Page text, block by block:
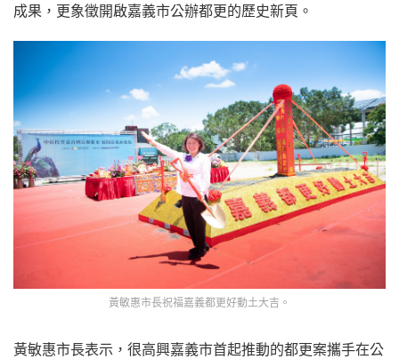
成果，更象徵開啟嘉義市公辦都更的歷史新頁。
黃敏惠市長祝福嘉義都更好動土大吉。
黃敏惠市長表示，很高興嘉義市首起推動的都更案攜手在公